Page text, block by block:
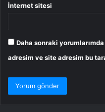
İnternet sitesi
Daha sonraki
adresim ve site adresim bu